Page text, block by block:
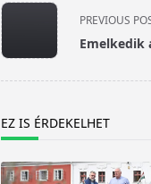
<span
class="nav-
subtitle
screen-
text">Page</span>
PREVIOUS
Emelkedik
EZ IS ÉRDEKELHET